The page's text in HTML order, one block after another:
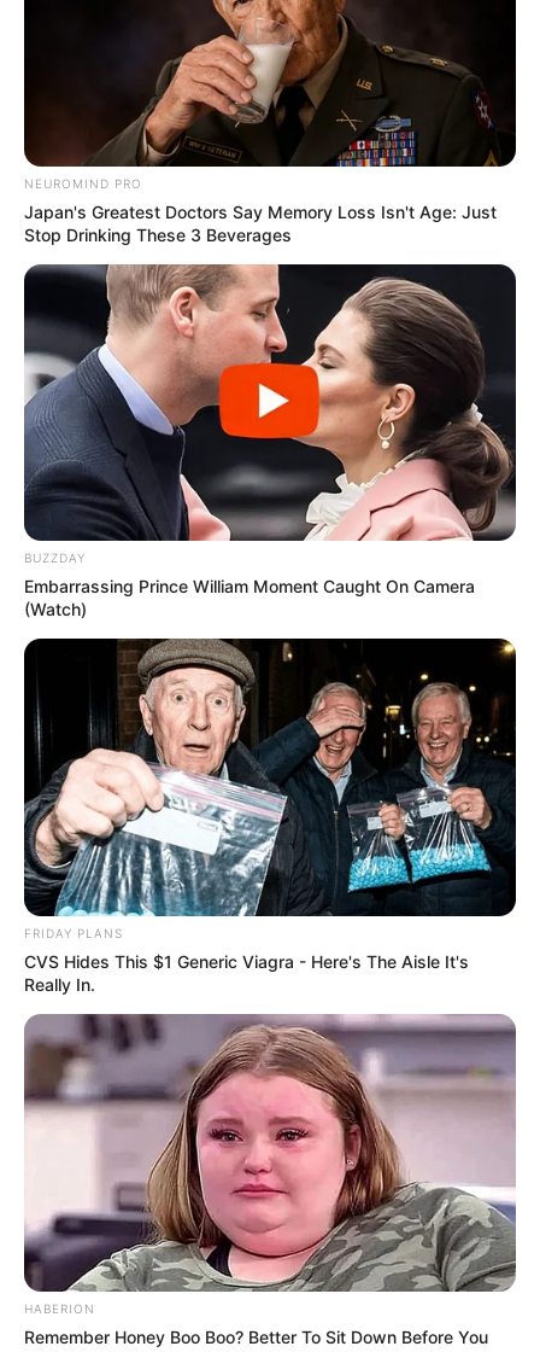
NEUROMIND PRO
Japan's Greatest Doctors Say Memory Loss Isn't Age: Just
Stop Drinking These 3 Beverages
BUZZDAY
Embarrassing Prince William Moment Caught On Camera
(Watch)
FRIDAY PLANS
CVS Hides This $1 Generic Viagra - Here's The Aisle It's
Really In.
HABERION
Remember Honey Boo Boo? Better To Sit Down Before You